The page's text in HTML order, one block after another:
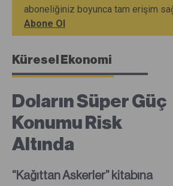
aboneliğiniz boyunca tam erişim
Abone Ol
Küresel Ekonomi
Doların Süper Güç
Konumu Risk
Altında
“Kağıttan Askerler” kitabına